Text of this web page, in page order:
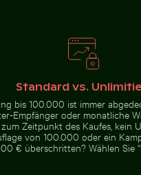
mit klarem Dreifarbige
unter
von Schlangen in
von Schlangen
Frühling zu
am Thai
Standard vs.
bis 100.000 ist immer
Empfänger oder monatliche
Zeitpunkt des Kaufes, kein
von 100.000 oder ein
€ überschritten? Wählen Sie “